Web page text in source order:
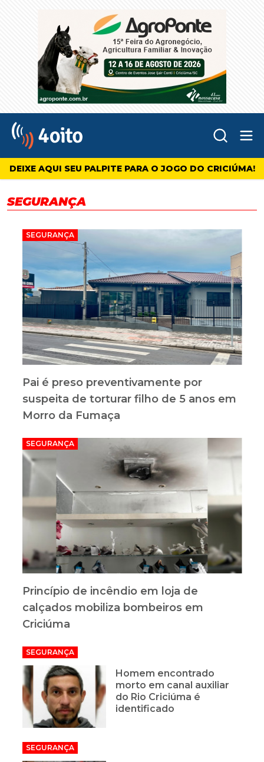
4oito
DEIXE AQUI SEU PALPITE PARA O JOGO DO CRICIÚMA!
SEGURANÇA
SEGURANÇA
Pai é preso preventivamente por
suspeita de torturar filho de 5 anos em
Morro da Fumaça
SEGURANÇA
Princípio de incêndio em loja de
calçados mobiliza bombeiros em
Criciúma
SEGURANÇA
Homem encontrado
morto em canal auxiliar
do Rio Criciúma é
identificado
SEGURANÇA